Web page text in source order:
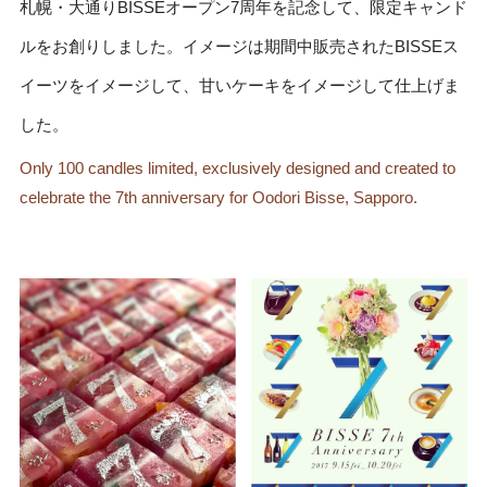
札幌・大通りBISSEオープン7周年を記念して、限定キャンド
ルをお創りしました。イメージは期間中販売されたBISSEス
イーツをイメージして、甘いケーキをイメージして仕上げま
した。
Only 100 candles limited, exclusively designed and created to
celebrate the 7th anniversary for Oodori Bisse, Sapporo.